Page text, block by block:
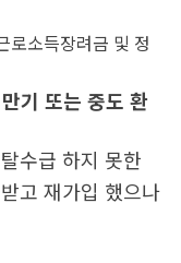
로소득장려금 및 정
기 또는 중도 환
수급 하지 못한
고 재가입 했으나